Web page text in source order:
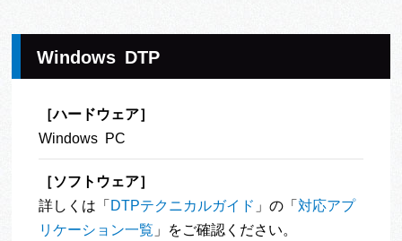
Windows DTP
［ハードウェア］
Windows PC
［ソフトウェア］
詳しくは「 DTPテクニカルガイド 」の「対応アプ
リケーション一覧 」をご確認ください。